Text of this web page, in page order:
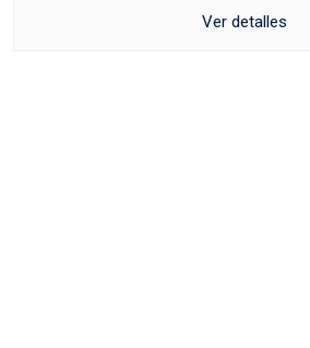
Ver detalles